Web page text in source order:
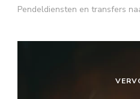
Pendeldiensten en transfers